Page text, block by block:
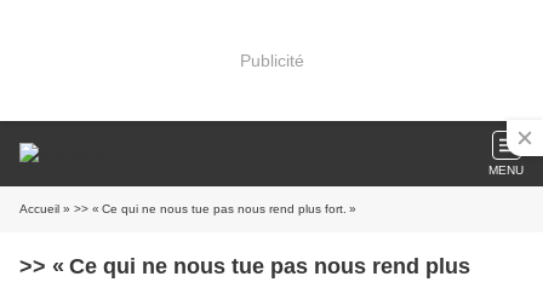
Publicité
MENU
Accueil » >> « Ce qui ne nous tue pas nous rend plus fort. »
>> « Ce qui ne nous tue pas nous rend plus